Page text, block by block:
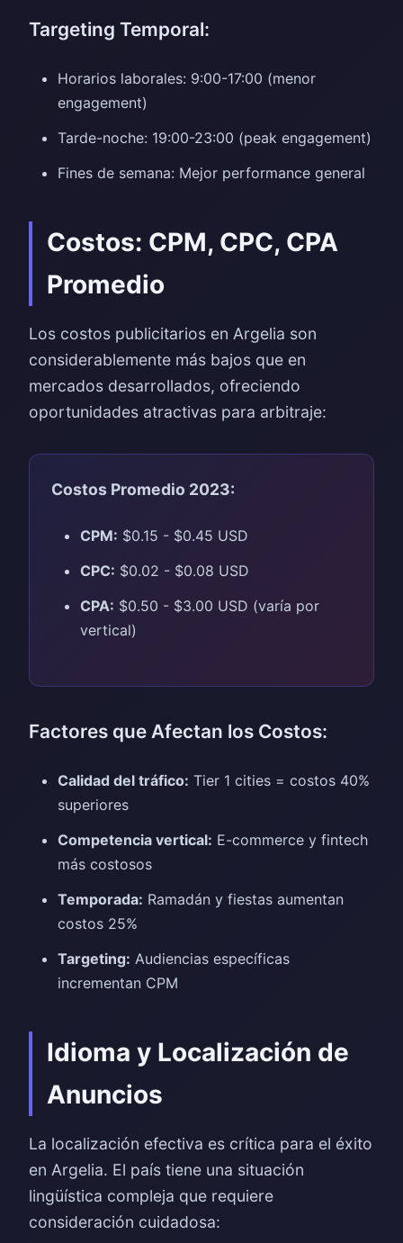
Targeting Temporal:
Horarios laborales: 9:00-17:00 (menor
engagement)
Tarde-noche: 19:00-23:00 (peak engagement)
Fines de semana: Mejor performance general
Costos: CPM, CPC, CPA
Promedio
Los costos publicitarios en Argelia son
considerablemente más bajos que en
mercados desarrollados, ofreciendo
oportunidades atractivas para arbitraje:
Costos Promedio 2023:
CPM: $0.15 - $0.45 USD
CPC: $0.02 - $0.08 USD
CPA: $0.50 - $3.00 USD (varía por
vertical)
Factores que Afectan los Costos:
Calidad del tráfico: Tier 1 cities = costos 40%
superiores
Competencia vertical: E-commerce y fintech
más costosos
Temporada: Ramadán y fiestas aumentan
costos 25%
Targeting: Audiencias específicas
incrementan CPM
Idioma y Localización de
Anuncios
La localización efectiva es crítica para el éxito
en Argelia. El país tiene una situación
lingüística compleja que requiere
consideración cuidadosa: